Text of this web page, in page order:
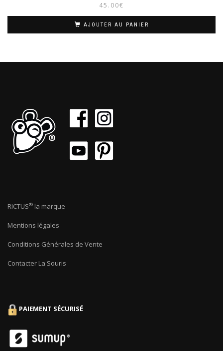
45.00€
AJOUTER AU PANIER
RICTUS® la marque
Mentions légales
Conditions Générales de Vente
Contacter La Souris
PAIEMENT SÉCURISÉ